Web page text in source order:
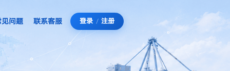
见问题 联系客服 登录 / 注册